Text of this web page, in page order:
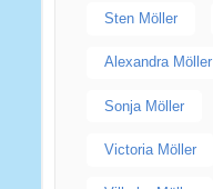
Sten Möller
Alexandra Möller
Sonja Möller
Victoria Möller